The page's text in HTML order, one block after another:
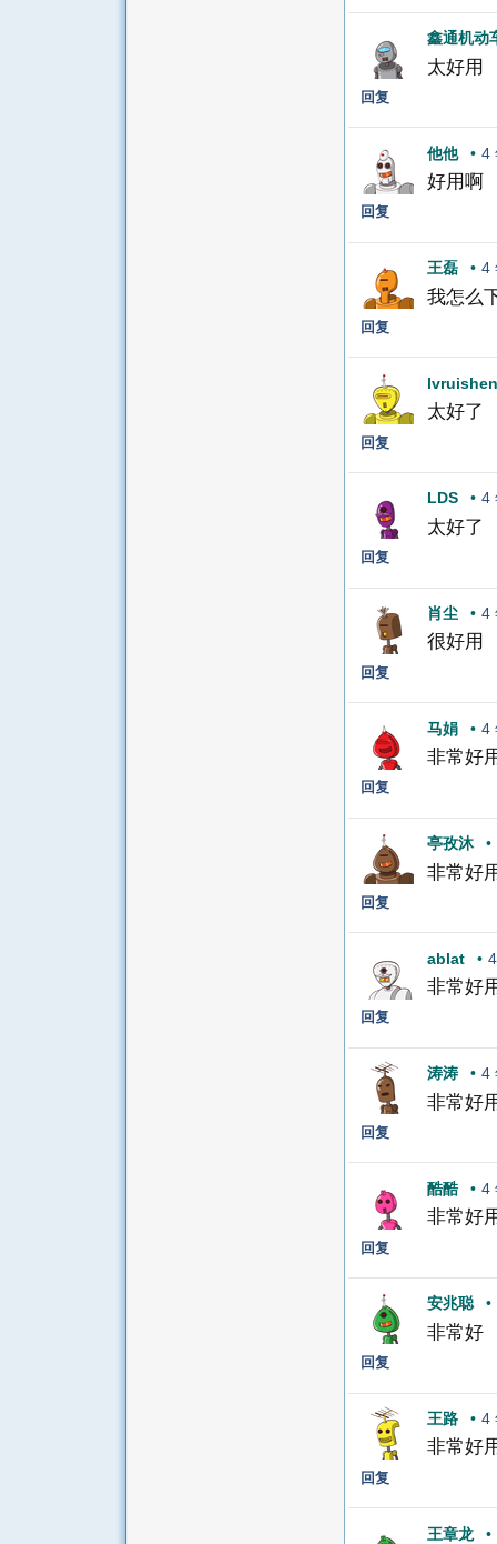
鑫通机动
太好用
回复
他他 • 4
好用啊
回复
王磊 • 4
我怎么
回复
太好了
回复
LDS • 4
太好了
回复
肖尘 • 4
很好用
回复
马娟 • 4
非常好
回复
亭孜沐 •
非常好
回复
ablat •
非常好
回复
涛涛 • 4
非常好
回复
酷酷 • 4
非常好
回复
安兆聪 •
非常好
回复
王路 • 4
非常好
回复
王章龙 •